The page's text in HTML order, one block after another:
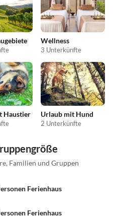
Wellness
3 Unterkünfte
Haustier Urlaub mit Hund
2 Unterkünfte
Familien und Gruppen
Ferienhaus
Ferienhaus